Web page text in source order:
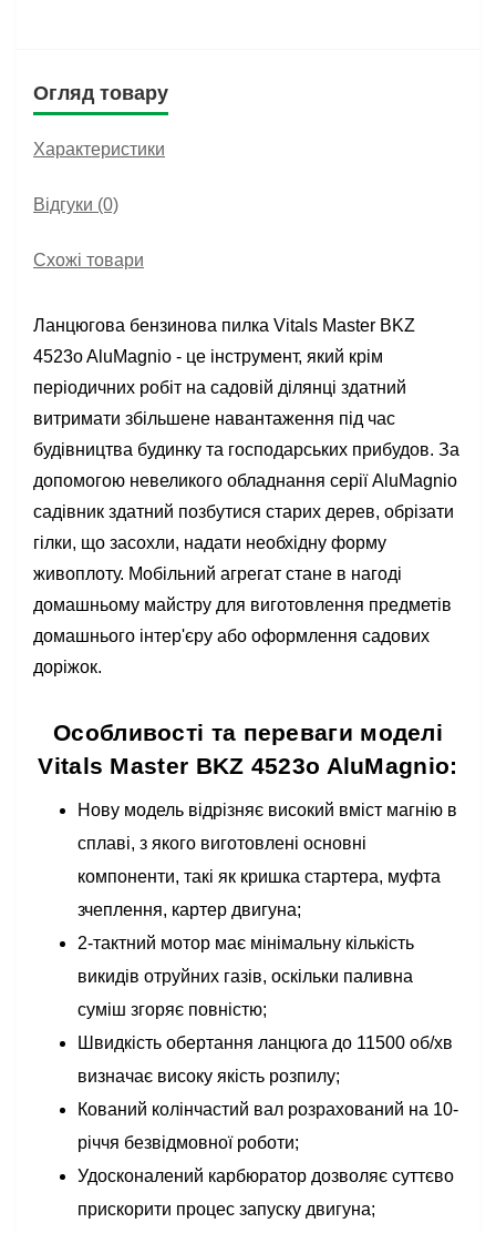
Огляд товару
Характеристики
Відгуки (0)
Схожі товари
Ланцюгова бензинова пилка Vitals Master BKZ
4523o AluMagnio - це інструмент, який крім
періодичних робіт на садовій ділянці здатний
витримати збільшене навантаження під час
будівництва будинку та господарських прибудов. За
допомогою невеликого обладнання серії AluMagnio
садівник здатний позбутися старих дерев, обрізати
гілки, що засохли, надати необхідну форму
живоплоту. Мобільний агрегат стане в нагоді
домашньому майстру для виготовлення предметів
домашнього інтер'єру або оформлення садових
доріжок.
Особливості та переваги моделі
Vitals Master BKZ 4523o AluMagnio:
Нову модель відрізняє високий вміст магнію в
сплаві, з якого виготовлені основні
компоненти, такі як кришка стартера, муфта
зчеплення, картер двигуна;
2-тактний мотор має мінімальну кількість
викидів отруйних газів, оскільки паливна
суміш згоряє повністю;
Швидкість обертання ланцюга до 11500 об/хв
визначає високу якість розпилу;
Кований колінчастий вал розрахований на 10-
річчя безвідмовної роботи;
Удосконалений карбюратор дозволяє суттєво
прискорити процес запуску двигуна;